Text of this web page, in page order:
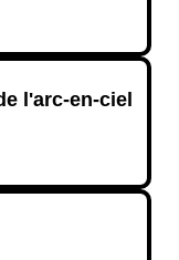
l'arc-en-ciel